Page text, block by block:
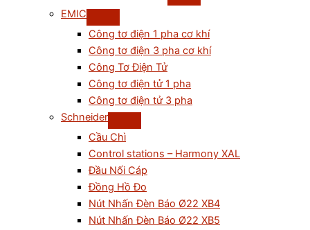
EMIC
Công tơ điện 1 pha cơ khí
Công tơ điện 3 pha cơ khí
Công Tơ Điện Tử
Công tơ điện tử 1 pha
Công tơ điện tử 3 pha
Schneider
Cầu Chì
Control stations – Harmony XAL
Đầu Nối Cáp
Đồng Hồ Đo
Nút Nhấn Đèn Báo Ø22 XB4
Nút Nhấn Đèn Báo Ø22 XB5